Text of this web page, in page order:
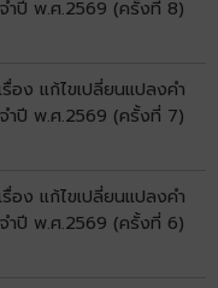
ำปี พ.ศ.2569 (ครั้งที่ 8)
รื่อง แก้ไขเปลี่ยนแปลงคำ
ำปี พ.ศ.2569 (ครั้งที่ 7)
รื่อง แก้ไขเปลี่ยนแปลงคำ
ำปี พ.ศ.2569 (ครั้งที่ 6)